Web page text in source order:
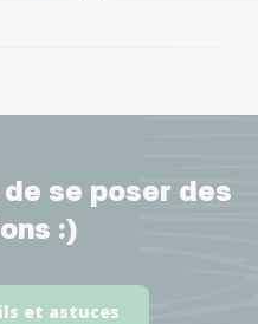
se poser des
:)
et astuces